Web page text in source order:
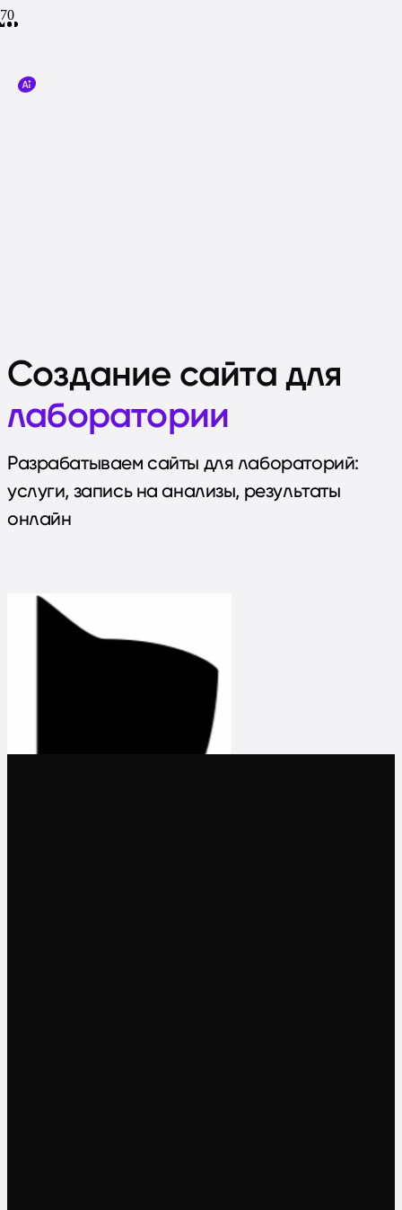
Создание сайта для
лаборатории
Разрабатываем сайты для лабораторий:
услуги, запись на анализы, результаты
онлайн